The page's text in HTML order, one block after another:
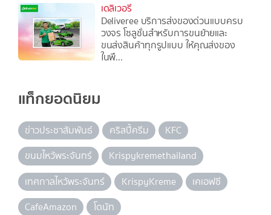
เดลิเวอรี
Deliveree บริการส่งของด่วนแบบครบ
วงจร โซลูชั่นสำหรับการขนย้ายและ
ขนส่งสินค้าทุกรูปแบบ ให้คุณส่งของ
ในพื...
แท็กยอดนิยม
ข่าวประชาสัมพันธ์ คริสปี้ครีม
KFC
ขนมไหว้พระจันทร์
Krispykremethailand
เทศกาลไหว้พระจันทร์
KrispyKreme
เคเอฟซี
CafeAmazon
โดนัท